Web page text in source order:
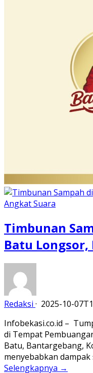
Timbunan
Batu Longsor,
Redaksi · 2025-10-
Infobekasi.co.id –
di Tempat
Batu, Bantargebang,
menyebabkan
Selengkapnya →